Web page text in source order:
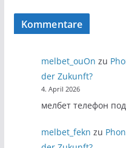
Kommentare
melbet_ouOn zu
der Zukunft?
4. April 2026
мелбет телефон
melbet_fekn zu